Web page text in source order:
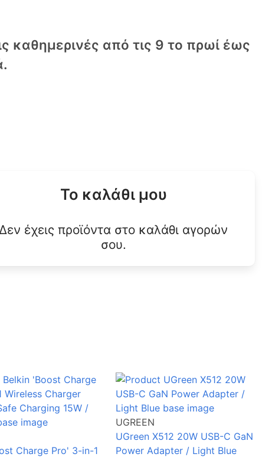
καθημερινές από τις 9 το πρωί έως
Το καλάθι μου
Δεν έχεις προϊόντα στο καλάθι αγορών
σου.
Charge Pro' 3-in-1
UGREEN
UGreen Χ512 20W USB-C GaΝ
Power Adapter / Light Blue